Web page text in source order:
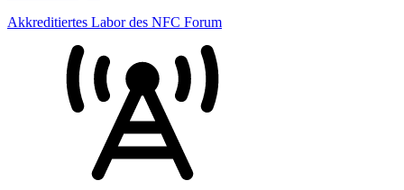
Akkreditiertes Labor des NFC Forum